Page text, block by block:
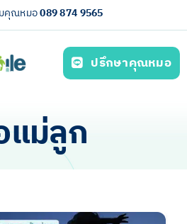
คุณหมอ089 874 9565
services)
ปรึกษาคุณหมอ
ม่ลูก